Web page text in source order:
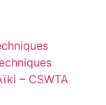
– CSWTA